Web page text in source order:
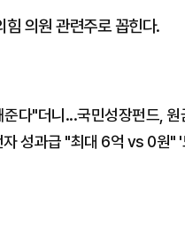
의원 관련주로 꼽힌다.
다"더니...국민성장펀드, 원
성과급 "최대 6억 vs 0원"